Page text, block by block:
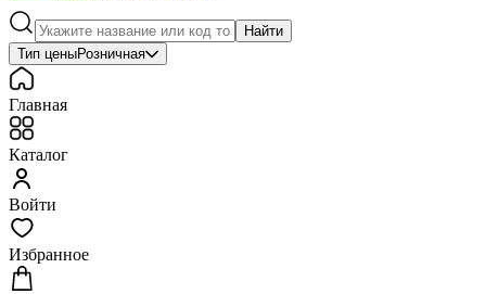
Найти
Тип ценыРозничная
Главная
Каталог
Войти
Избранное